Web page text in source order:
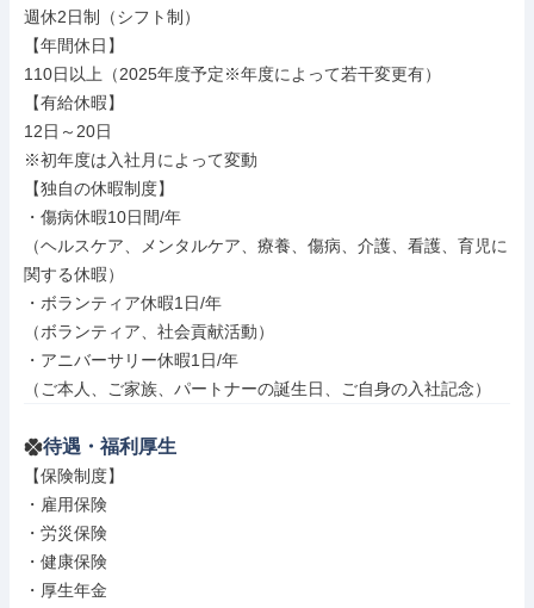
週休2日制（シフト制）
【年間休日】
110日以上（2025年度予定※年度によって若干変更有）
【有給休暇】
12日～20日
※初年度は入社月によって変動
【独自の休暇制度】
・傷病休暇10日間/年
（ヘルスケア、メンタルケア、療養、傷病、介護、看護、育児に
関する休暇）
・ボランティア休暇1日/年
（ボランティア、社会貢献活動）
・アニバーサリー休暇1日/年
（ご本人、ご家族、パートナーの誕生日、ご自身の入社記念）
待遇・福利厚生
【保険制度】
・雇用保険
・労災保険
・健康保険
・厚生年金